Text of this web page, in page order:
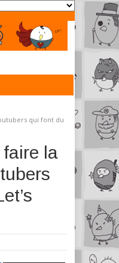
qui font du
la